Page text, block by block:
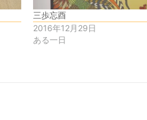
三歩忘酉
2016年12月29日
ある一日